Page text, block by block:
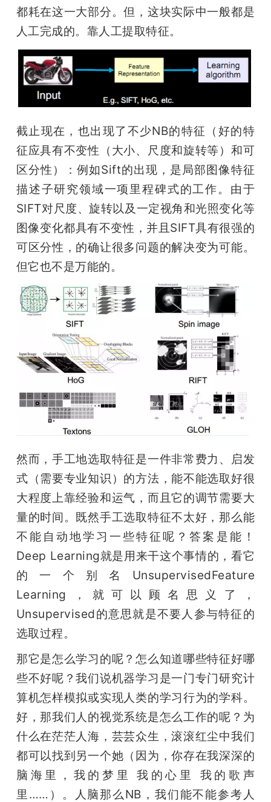
都耗在这一大部分。但，这块实际中一般都是
人工完成的。靠人工提取特征。
截止现在，也出现了不少NB的特征（好的特
征应具有不变性（大小、尺度和旋转等）和可
区分性）：例如Sift的出现，是局部图像特征
描述子研究领域一项里程碑式的工作。由于
SIFT对尺度、旋转以及一定视角和光照变化等
图像变化都具有不变性，并且SIFT具有很强的
可区分性，的确让很多问题的解决变为可能。
但它也不是万能的。
然而，手工地选取特征是一件非常费力、启发
式（需要专业知识）的方法，能不能选取好很
大程度上靠经验和运气，而且它的调节需要大
量的时间。既然手工选取特征不太好，那么能
不能自动地学习一些特征呢？答案是能！
Deep Learning就是用来干这个事情的，看它
的一个别名UnsupervisedFeature
Learning，就可以顾名思义了，
Unsupervised的意思就是不要人参与特征的
选取过程。
那它是怎么学习的呢？怎么知道哪些特征好哪
些不好呢？我们说机器学习是一门专门研究计
算机怎样模拟或实现人类的学习行为的学科。
好，那我们人的视觉系统是怎么工作的呢？为
什么在茫茫人海，芸芸众生，滚滚红尘中我们
都可以找到另一个她（因为，你存在我深深的
脑海里，我的梦里 我的心里 我的歌声
里……）。人脑那么NB，我们能不能参考人